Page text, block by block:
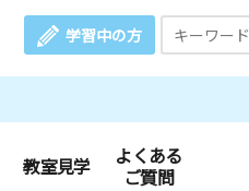
学習中の方
教室見学
よくある
ご質問